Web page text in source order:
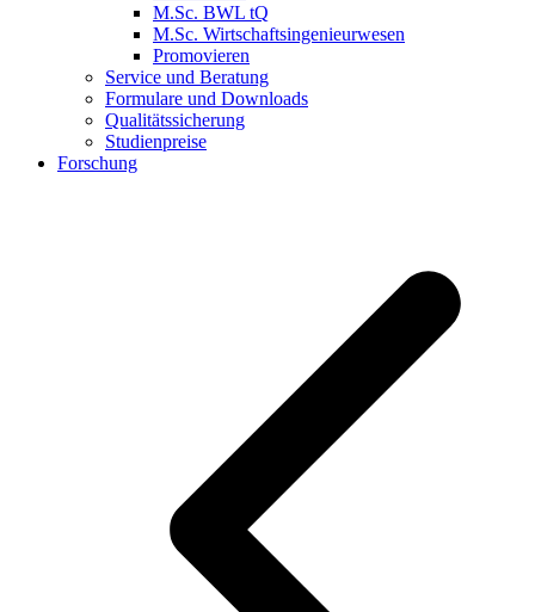
M.Sc. BWL tQ
M.Sc. Wirtschaftsingenieurwesen
Promovieren
Service und Beratung
Formulare und Downloads
Qualitätssicherung
Studienpreise
Forschung